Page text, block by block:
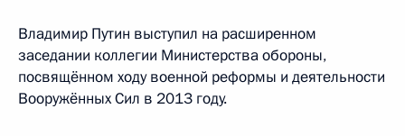
Владимир Путин выступил на расширенном
заседании коллегии Министерства обороны,
посвящённом ходу военной реформы и деятельности
Вооружённых Сил в 2013 году.